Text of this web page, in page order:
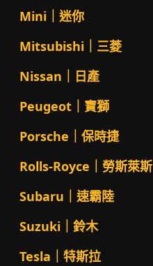
Mini｜迷你
Mitsubishi｜三菱
Nissan｜日產
Peugeot｜寶獅
Porsche｜保時捷
Rolls-Royce｜勞斯萊斯
Subaru｜速霸陸
Suzuki｜鈴木
Tesla｜特斯拉